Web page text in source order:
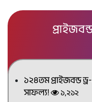
১২৪তম প্রাইজবন্ড
সাফল্য!
১,২১২